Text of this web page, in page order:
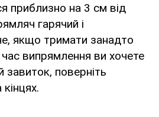
приблизно на 3 см від
гарячий і
якщо тримати занадто
випрямлення ви хочете
завиток, поверніть